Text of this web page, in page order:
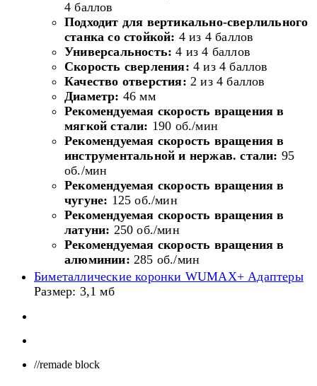
4 баллов
Подходит для вертикально-сверлильного
станка со стойкой: 4 из 4 баллов
Универсальность: 4 из 4 баллов
Скорость сверления: 4 из 4 баллов
Качество отверстия: 2 из 4 баллов
Диаметр: 46 мм
Рекомендуемая скорость вращения в
мягкой стали: 190 об./мин
Рекомендуемая скорость вращения в
инструментальной и нержав. стали: 95
об./мин
Рекомендуемая скорость вращения в
чугуне: 125 об./мин
Рекомендуемая скорость вращения в
латуни: 250 об./мин
Рекомендуемая скорость вращенияв
алюминии: 285 об./мин
Биметаллические коронки WUMAX+ Адаптеры
Размер: 3,1 мб
//remade block